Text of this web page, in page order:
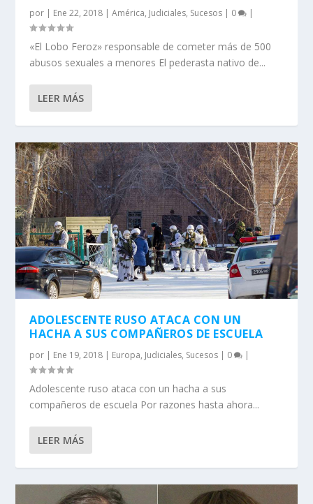
por | Ene 22, 2018 |América, Judiciales, Sucesos | 0 |
«El Lobo Feroz» responsable de cometer más de 500
abusos sexuales a menores El pederasta nativo de...
LEER MÁS
ADOLESCENTE RUSO ATACA CON UN
HACHA A SUS COMPAÑEROS DE ESCUELA
por | Ene 19, 2018 | Europa, Judiciales, Sucesos | 0 |
Adolescente ruso ataca con un hacha a sus
compañeros de escuela Por razones hasta ahora...
LEER MÁS